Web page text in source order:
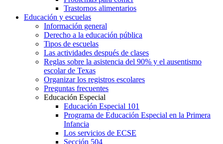
Trastornos alimentarios
Educación y escuelas
Información general
Derecho a la educación pública
Tipos de escuelas
Las actividades después de clases
Reglas sobre la asistencia del 90% y el ausentismo
escolar de Texas
Organizar los registros escolares
Preguntas frecuentes
Educación Especial
Educación Especial 101
Programa de Educación Especial en la Primera
Infancia
Los servicios de ECSE
Sección 504